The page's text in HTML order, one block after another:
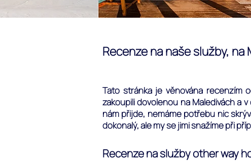
Recenze na naše služby,
Tato stránka je věnována recenzím
zakoupili dovolenou na Maledivách a
nám přijde, nemáme potřebu nic
dokonalý, ale my se jimi snažíme při
Recenze na služby other way